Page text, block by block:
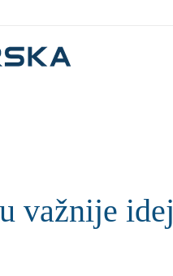
važnije